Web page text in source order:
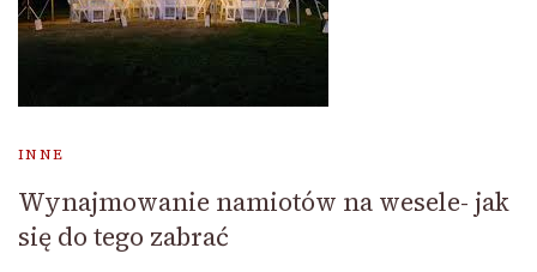
INNE
Wynajmowanie namiotów na wesele- jak
się do tego zabrać